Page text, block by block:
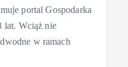
portal Gospodarka
lat. Wciąż nie
w ramach